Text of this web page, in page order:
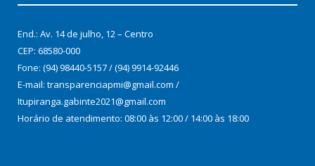
End.: Av. 14 de julho, 12 – Centro
CEP: 68580-000
Fone: (94) 98440-5157 / (94) 9914-92446
E-mail: transparenciapmi@gmail.com /
Itupiranga.gabinte2021@gmail.com
Horário de atendimento: 08:00 às 12:00 / 14:00 às 18:00